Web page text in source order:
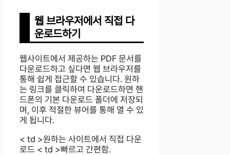
웹 브라우저에서 직접 다
운로드하기
웹사이트에서 제공하는 PDF 문서를
다운로드하고 싶다면 웹 브라우저를
통해 쉽게 접근할 수 있습니다. 원하
는 링크를 클릭하여 다운로드하면 핸
드폰의 기본 다운로드 폴더에 저장되
며, 이후 적절한 뷰어를 통해 열 수 있
게 됩니다.
< td >원하는 사이트에서 직접 다운
로드 < td >빠르고 간편함.